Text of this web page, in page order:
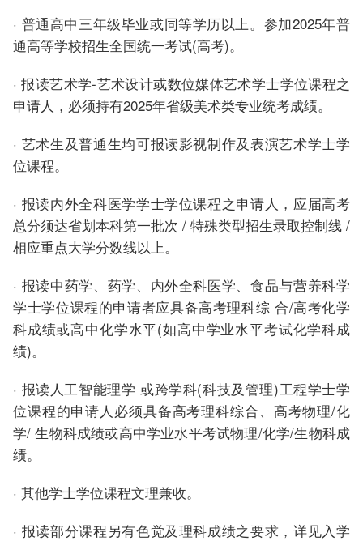
· 普通高中三年级毕业或同等学历以上。参加2025年普
通高等学校招生全国统一考试(高考)。
· 报读艺术学-艺术设计或数位媒体艺术学士学位课程之
申请人，必须持有2025年省级美术类专业统考成绩。
· 艺术生及普通生均可报读影视制作及表演艺术学士学
位课程。
· 报读内外全科医学学士学位课程之申请人，应届高考
总分须达省划本科第一批次 / 特殊类型招生录取控制线 /
相应重点大学分数线以上。
· 报读中药学、药学、内外全科医学、食品与营养科学
学士学位课程的申请者应具备高考理科综 合/高考化学
科成绩或高中化学水平(如高中学业水平考试化学科成
绩)。
· 报读人工智能理学 或跨学科(科技及管理)工程学士学
位课程的申请人必须具备高考理科综合、高考物理/化
学/ 生物科成绩或高中学业水平考试物理/化学/生物科成
绩。
· 其他学士学位课程文理兼收。
· 报读部分课程另有色觉及理科成绩之要求，详见入学